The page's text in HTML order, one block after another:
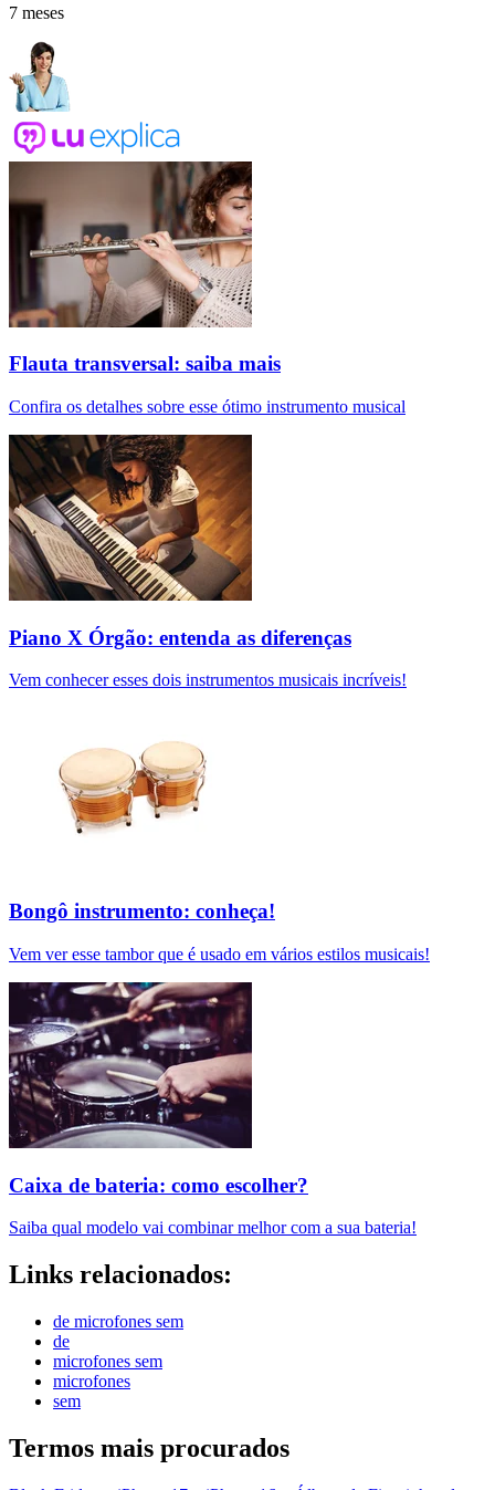
7 meses
Flauta transversal: saiba mais
Confira os detalhes sobre esse ótimo instrumento musical
Piano X Órgão: entenda as diferenças
Vem conhecer esses dois instrumentos musicais incríveis!
Bongô instrumento: conheça!
Vem ver esse tambor que é usado em vários estilos musicais!
Caixa de bateria: como escolher?
Saiba qual modelo vai combinar melhor com a sua bateria!
Links relacionados:
de microfones sem
de
microfones sem
microfones
sem
Termos mais procurados